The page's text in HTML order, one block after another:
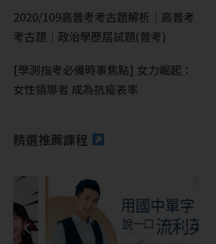
2020/109高普考考古題解析｜高普考
考古題｜政治學歷屆試題(普考)
[學測指考必備時事焦點] 女力崛起：
女性領導者 成為抗疫表率
精選推薦課程